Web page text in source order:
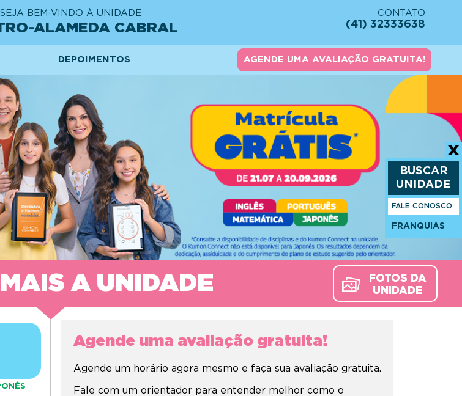
SEJA BEM-VINDO À UNIDADE
ALAMEDA CABRAL
CONTATO
(41) 32333638
DEPOIMENTOS AGENDE UMA AVALIAÇÃO GRATUITA!
A UNIDADE
FOTOS DA
UNIDADE
Agende uma avaliação gratuita!
Agende um horário agora mesmo e faça sua avaliação gratuita.
Fale com um orientador para entender melhor como o
BUSCAR
UNIDADE
FALE CONOSCO
FRANQUIAS